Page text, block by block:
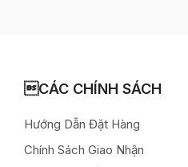
CÁC CHÍNH SÁCH
Hướng Dẫn Đặt Hàng
Chính Sách Giao Nhận